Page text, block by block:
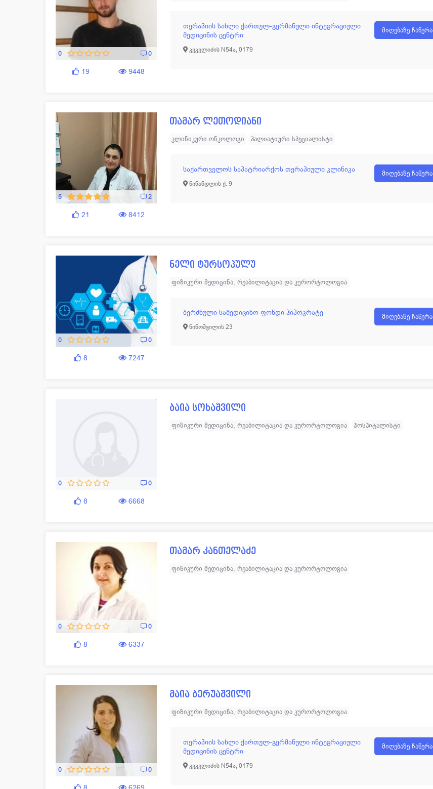
0 0
19 9448
თერაპიის სახლი ქართულ-გერმანული ინტეგრაციული
მედიცინის ცენტრი
კეკელიძის N54ა, 0179
მიღებაზე ჩაწერა
5 2
21 8412
თამარ ლეთოდიანი
კლინიკური ონკოლოგი პალიატიური სპეციალისტი
საქართველოს საპატრიარქოს თერაპიული კლინიკა
წინანდლის ქ. 9
მიღებაზე ჩაწერა
0 0
8 7247
ნელი ტურსოპულუ
ფიზიკური მედიცინა, რეაბილიტაცია და კურორტოლოგია
ბერძნული სამედიცინო ფონდი ჰიპოკრატე
ნინოშვილის 23
მიღებაზე ჩაწერა
0 0
8 6668
ბაია სოხაშვილი
ფიზიკური მედიცინა, რეაბილიტაცია და კურორტოლოგია ჰოსპიტალისტი
0 0
8 6337
თამარ კანთელაძე
ფიზიკური მედიცინა, რეაბილიტაცია და კურორტოლოგია
0 0
მაია ბერუაშვილი
ფიზიკური მედიცინა, რეაბილიტაცია და კურორტოლოგია
თერაპიის სახლი ქართულ-გერმანული ინტეგრაციული
მედიცინის ცენტრი
კეკელიძის N54ა, 0179
მიღებაზე ჩაწერა